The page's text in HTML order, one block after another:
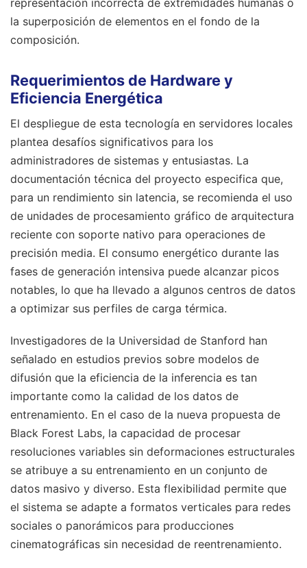
la superposición de elementos en el fondo de la
composición.
Requerimientos de Hardware y
Eficiencia Energética
El despliegue de esta tecnología en servidores locales
plantea desafíos significativos para los
administradores de sistemas y entusiastas. La
documentación técnica del proyecto especifica que,
para un rendimiento sin latencia, se recomienda el uso
de unidades de procesamiento gráfico de arquitectura
reciente con soporte nativo para operaciones de
precisión media. El consumo energético durante las
fases de generación intensiva puede alcanzar picos
notables, lo que ha llevado a algunos centros de datos
a optimizar sus perfiles de carga térmica.
Investigadores de la Universidad de Stanford han
señalado en estudios previos sobre modelos de
difusión que la eficiencia de la inferencia es tan
importante como la calidad de los datos de
entrenamiento. En el caso de la nueva propuesta de
Black Forest Labs, la capacidad de procesar
resoluciones variables sin deformaciones estructurales
se atribuye a su entrenamiento en un conjunto de
datos masivo y diverso. Esta flexibilidad permite que
el sistema se adapte a formatos verticales para redes
sociales o panorámicos para producciones
cinematográficas sin necesidad de reentrenamiento.